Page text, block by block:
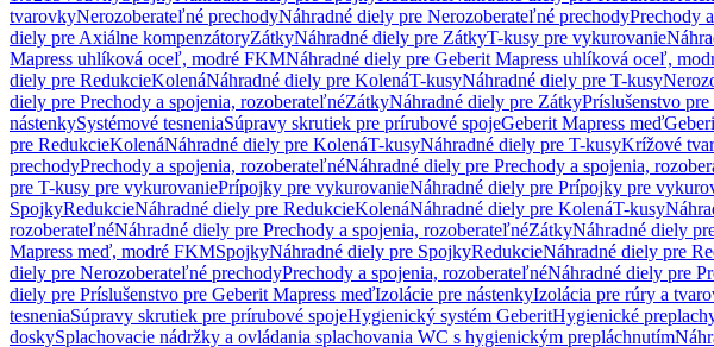
tvarovkyNerozoberateľné prechodyNáhradné diely pre Nerozoberateľné prechodyPrechody
diely pre Axiálne kompenzátoryZátkyNáhradné diely pre ZátkyT-kusy pre vykurovanie
Mapress uhlíková oceľ, modré FKMNáhradné diely pre Geberit Mapress uhlíková oceľ,
diely pre RedukcieKolenáNáhradné diely pre KolenáT-kusyNáhradné diely pre T-kusy
diely pre Prechody a spojenia, rozoberateľnéZátkyNáhradné diely pre ZátkyPríslušenstvo
nástenkySystémové tesneniaSúpravy skrutiek pre prírubové spojeGeberit Mapress meď
pre RedukcieKolenáNáhradné diely pre KolenáT-kusyNáhradné diely pre T-kusyKrížové
prechodyPrechody a spojenia, rozoberateľnéNáhradné diely pre Prechody a spojenia,
pre T-kusy pre vykurovaniePrípojky pre vykurovanieNáhradné diely pre Prípojky pre
SpojkyRedukcieNáhradné diely pre RedukcieKolenáNáhradné diely pre KolenáT-kusy
rozoberateľnéNáhradné diely pre Prechody a spojenia, rozoberateľnéZátkyNáhradné diely
Mapress meď, modré FKMSpojkyNáhradné diely pre SpojkyRedukcieNáhradné diely pre
diely pre Nerozoberateľné prechodyPrechody a spojenia, rozoberateľnéNáhradné diely pre
diely pre Príslušenstvo pre Geberit Mapress meďIzolácie pre nástenkyIzolácia pre rúry a
tesneniaSúpravy skrutiek pre prírubové spojeHygienický systém GeberitHygienické
doskySplachovacie nádržky a ovládania splachovania WC s hygienickým prepláchnutím